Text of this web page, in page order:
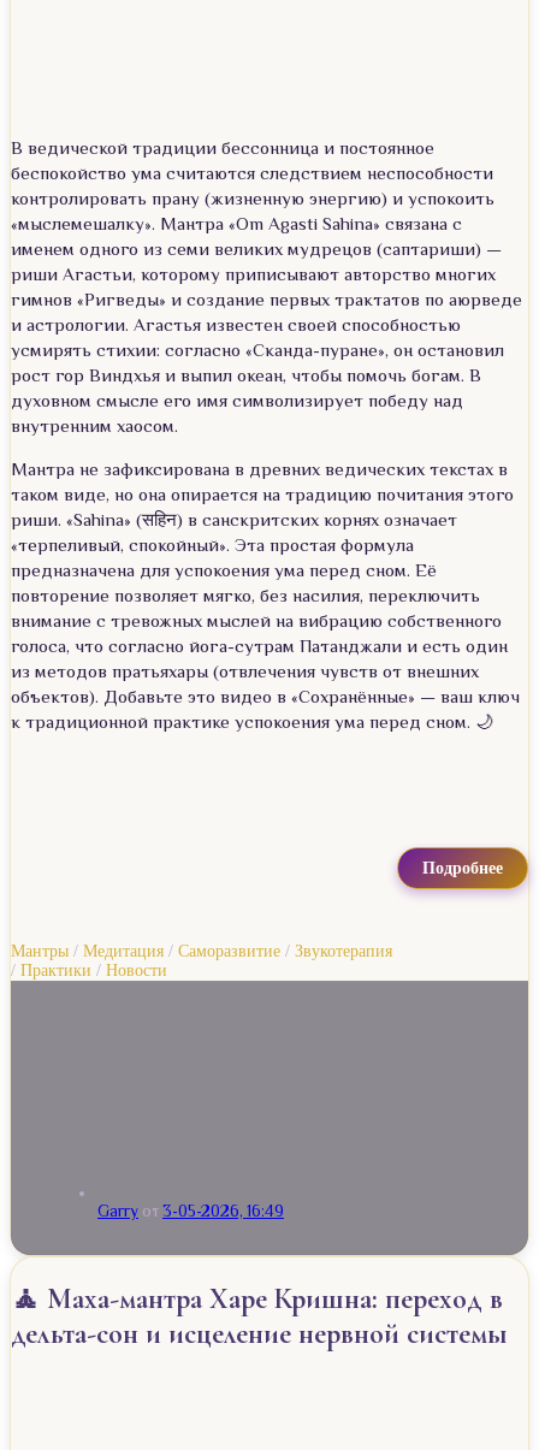
В ведической традиции бессонница и постоянное
беспокойство ума считаются следствием неспособности
контролировать прану (жизненную энергию) и успокоить
«мыслемешалку». Мантра «Om Agasti Sahina» связана с
именем одного из семи великих мудрецов (саптариши) —
риши Агастьи, которому приписывают авторство многих
гимнов «Ригведы» и создание первых трактатов по аюрведе
и астрологии. Агастья известен своей способностью
усмирять стихии: согласно «Сканда-пуране», он остановил
рост гор Виндхья и выпил океан, чтобы помочь богам. В
духовном смысле его имя символизирует победу над
внутренним хаосом.
Мантра не зафиксирована в древних ведических текстах в
таком виде, но она опирается на традицию почитания этого
риши. «Sahina» (सहिन) в санскритских корнях означает
«терпеливый, спокойный». Эта простая формула
предназначена для успокоения ума перед сном. Её
повторение позволяет мягко, без насилия, переключить
внимание с тревожных мыслей на вибрацию собственного
голоса, что согласно йога-сутрам Патанджали и есть один
из методов пратьяхары (отвлечения чувств от внешних
объектов). Добавьте это видео в «Сохранённые» — ваш ключ
к традиционной практике успокоения ума перед сном. 🌙
Мантры / Медитация / Саморазвитие / Звукотерапия
/ Практики / Новости
Подробнее
Garry от 3-05-2026, 16:49
🧘 Маха-мантра Харе Кришна: переход в
дельта-сон и исцеление нервной системы